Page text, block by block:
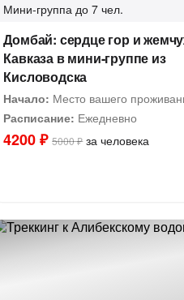
Мини-группа до 7 чел.
Домбай: сердце гор и
Кавказа в мини-группе из
Кисловодска
Начало: Место вашего
Расписание: Ежедневно
4200 ₽ 5000 ₽за человека